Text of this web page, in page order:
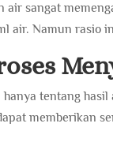
air sangat
air. Namun rasio
hanya tentang
memberikan